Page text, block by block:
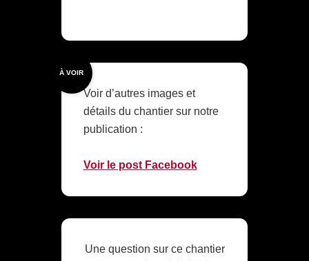
À VOIR
Voir d’autres images et
détails du chantier sur notre
publication :
Voir le post Facebook
Une question sur ce chantier